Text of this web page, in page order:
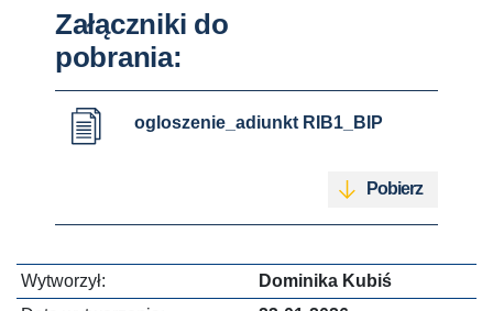
Załączniki do
pobrania:
ogloszenie_adiunkt RIB1_BIP
Pobierz
Wytworzył:
Dominika Kubiś